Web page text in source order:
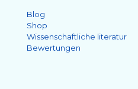
Blog
Shop
Wissenschaftliche literatur
Bewertungen